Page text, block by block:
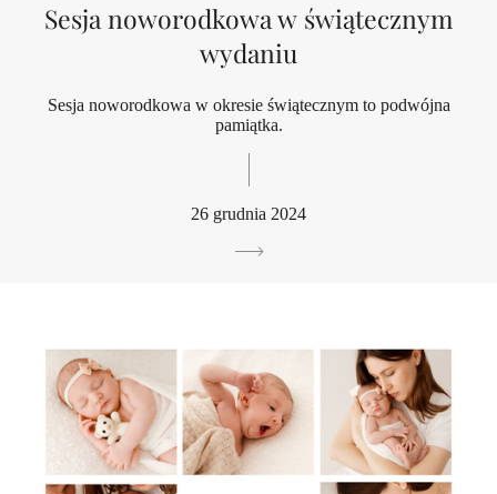
Sesja noworodkowa w świątecznym
wydaniu
Sesja noworodkowa w okresie świątecznym to podwójna
pamiątka.
26 grudnia 2024